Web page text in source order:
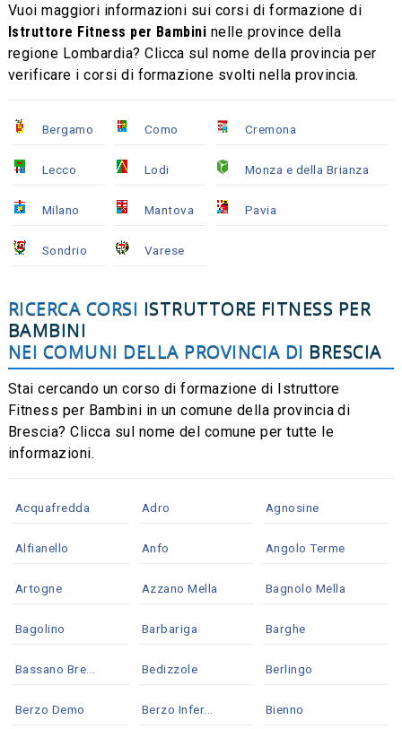
Vuoi maggiori informazioni sui corsi di formazione di
Istruttore Fitness per Bambini nelle province della
regione Lombardia? Clicca sul nome della provincia per
verificare i corsi di formazione svolti nella provincia.
Bergamo Como Cremona
Lecco Lodi Monza e della Brianza
Milano Mantova Pavia
Sondrio Varese
RICERCA CORSI ISTRUTTORE FITNESS PER
BAMBINI
NEI COMUNI DELLA PROVINCIA DI BRESCIA
Stai cercando un corso di formazione di Istruttore
Fitness per Bambini in un comune della provincia di
Brescia? Clicca sul nome del comune per tutte le
informazioni.
Acquafredda Adro Agnosine
Alfianello Anfo Angolo Terme
Artogne Azzano Mella Bagnolo Mella
Bagolino Barbariga Barghe
Bassano Bre... Bedizzole Berlingo
Berzo Demo Berzo Infer... Bienno